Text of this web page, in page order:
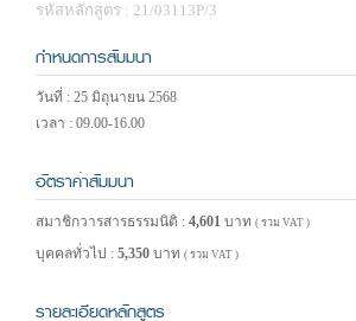
รหัสหลักสูตร : 21/03113P/3
กำหนดการสัมมนา
วันที่ : 25 มิถุนายน 2568
เวลา : 09.00-16.00
อัตราค่าสัมมนา
สมาชิกวารสารธรรมนิติ : 4,601 บาท ( รวม VAT )
บุคคลทั่วไป : 5,350 บาท ( รวม VAT )
รายละเอียดหลักสูตร